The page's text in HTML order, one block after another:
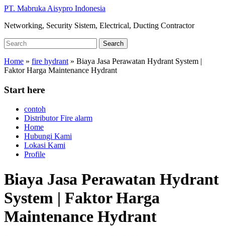
Skip
main
PT. Mabruka Aisypro Indonesia
Networking, Security Sistem, Electrical, Ducting Contractor
Search
for:
Search
Home » fire hydrant » Biaya Jasa Perawatan Hydrant System |
Faktor Harga Maintenance Hydrant
Start here
contoh
Distributor Fire alarm
Home
Hubungi Kami
Lokasi Kami
Profile
Biaya Jasa Perawatan Hydrant
System | Faktor Harga
Maintenance Hydrant